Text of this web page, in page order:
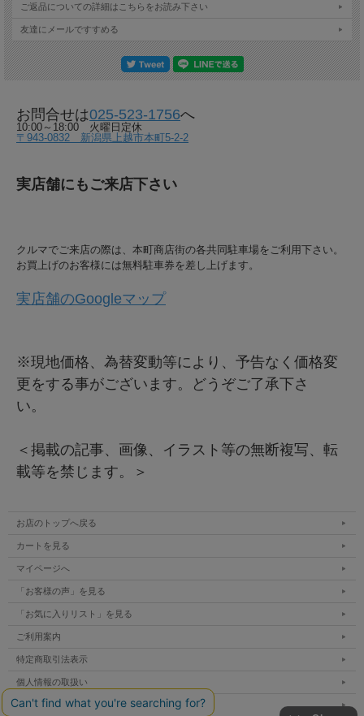
ご返品についての詳細はこちらをお読み下さい
友達にメールですすめる
お問合せは025-523-1756へ
10:00～18:00 火曜日定休
〒943-0832 新潟県上越市本町5-2-2
実店舗にもご来店下さい
クルマでご来店の際は、本町商店街の各共同駐車場をご利用下さい。
お買上げのお客様には無料駐車券を差し上げます。
実店舗のGoogleマップ
※現地価格、為替変動等により、予告なく価格変
更をする事がございます。どうぞご了承下さ
い。
＜掲載の記事、画像、イラスト等の無断複写、転
載等を禁じます。＞
お店のトップへ戻る
カートを見る
マイページへ
「お客様の声」を見る
「お気に入りリスト」を見る
ご利用案内
特定商取引法表示
個人情報の取扱い
サイトマップ